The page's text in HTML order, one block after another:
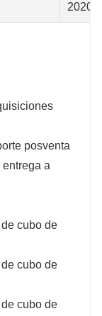
2020)
posventa
a